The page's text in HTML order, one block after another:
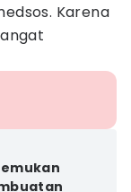
Karena